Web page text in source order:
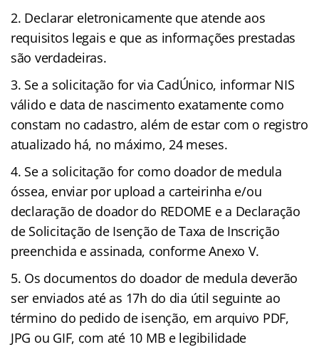
Declarar eletronicamente que atende aos
requisitos legais e que as informações prestadas
são verdadeiras.
Se a solicitação for via CadÚnico, informar NIS
válido e data de nascimento exatamente como
constam no cadastro, além de estar com o registro
atualizado há, no máximo, 24 meses.
Se a solicitação for como doador de medula
óssea, enviar por upload a carteirinha e/ou
declaração de doador do REDOME e a Declaração
de Solicitação de Isenção de Taxa de Inscrição
preenchida e assinada, conforme Anexo V.
Os documentos do doador de medula deverão
ser enviados até as 17h do dia útil seguinte ao
término do pedido de isenção, em arquivo PDF,
JPG ou GIF, com até 10 MB e legibilidade